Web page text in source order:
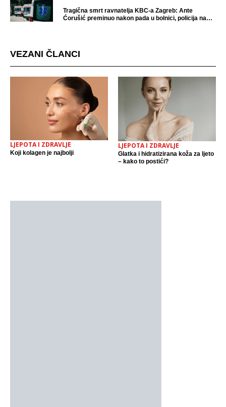
Tragična smrt ravnatelja KBC-a Zagreb: Ante
Ćorušić preminuo nakon pada u bolnici, policija na
VEZANI ČLANCI
LJEPOTA I ZDRAVLJE
Koji kolagen je najbolji
LJEPOTA I ZDRAVLJE
Glatka i hidratizirana koža za ljeto
– kako to postići?